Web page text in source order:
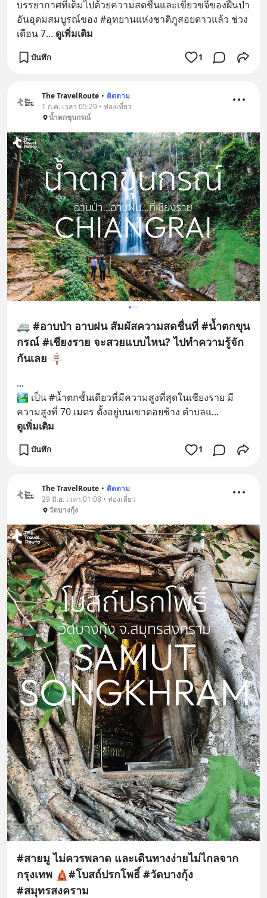
บรรยากาศที่เต็มไปด้วยความสดชื่นและเขียวขจีของฝืนป่า
อันอุดมสมบูรณ์ของ #อุทยานแห่งชาติภูสอยดาวแล้ว ช่วง
เดือน 7... ดูเพิ่มเติม
บันทึก 1
The TravelRoute • ติดตาม
1 ก.ค. เวลา 05:29 • ท่องเที่ยว
น้ำตกขุนกรณ์
🚐 #อาบป่า อาบฝน สัมผัสความสดชื่นที่ #น้ำตกขุน
กรณ์ #เชียงราย จะสวยแบบไหน? ไปทำความรู้จัก
กันเลย 🪧
...
🏞️ เป็น #น้ำตกชั้นเดียวที่มีความสูงที่สุดในเชียงราย มี
ความสูงที่ 70 เมตร ตั้งอยู่บนเขาดอยช้าง ตำบลแ...
ดูเพิ่มเติม
บันทึก 1
The TravelRoute • ติดตาม
29 มิ.ย. เวลา 01:08 • ท่องเที่ยว
วัดบางกุ้ง
#สายมู ไม่ควรพลาด และเดินทางง่ายไม่ไกลจาก
กรุงเทพ 🛕#โบสถ์ปรกโพธิ์ #วัดบางกุ้ง
#สมุทรสงคราม